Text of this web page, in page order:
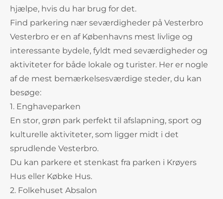
hjælpe, hvis du har brug for det.
Find parkering nær seværdigheder på Vesterbro
Vesterbro er en af Københavns mest livlige og
interessante bydele, fyldt med seværdigheder og
aktiviteter for både lokale og turister. Her er nogle
af de mest bemærkelsesværdige steder, du kan
besøge:
1. Enghaveparken
En stor, grøn park perfekt til afslapning, sport og
kulturelle aktiviteter, som ligger midt i det
sprudlende Vesterbro.
Du kan parkere et stenkast fra parken i Krøyers
Hus eller Købke Hus.
2. Folkehuset Absalon